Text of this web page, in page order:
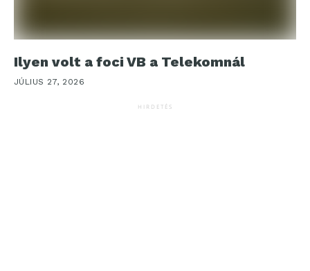
Ilyen volt a foci VB a Telekomnál
JÚLIUS 27, 2026
HIRDETÉS